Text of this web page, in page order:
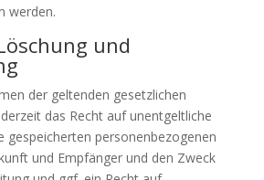
werden.
und
der geltenden gesetzlichen
das Recht auf unentgeltliche
gespeicherten personenbezogenen
und Empfänger und den Zweck